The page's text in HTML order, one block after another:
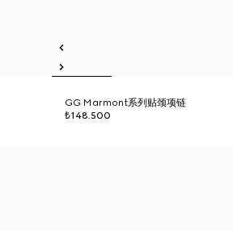
GG Marmont系列贴颈项链
₺148.500